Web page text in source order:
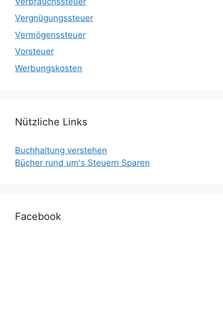
Vergnügungssteuer
Vermögenssteuer
Vorsteuer
Werbungskosten
Nützliche Links
Buchhaltung verstehen
Bücher rund um's Steuern Sparen
Facebook